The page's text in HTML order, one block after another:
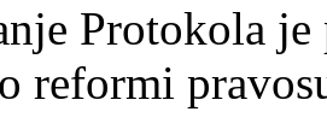
Protokola
reformi